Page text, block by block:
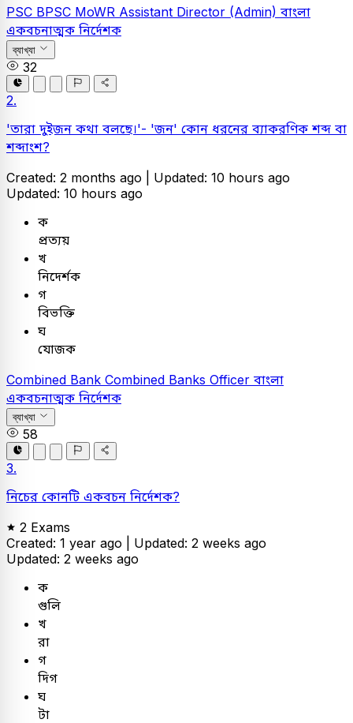
PSC BPSC MoWR Assistant Director (Admin) বাংলা
একবচনাত্মক নির্দেশক
ব্যাখ্যা
32
2.
'তারা দুইজন কথা বলছে।'- 'জন' কোন ধরনের ব্যাকরণিক শব্দ বা
শব্দাংশ?
Created: 2 months ago | Updated: 10 hours ago
Updated: 10 hours ago
ক
প্রত্যয়
খ
নিদের্শক
গ
বিভক্তি
ঘ
যোজক
Combined Bank Combined Banks Officer বাংলা
একবচনাত্মক নির্দেশক
ব্যাখ্যা
58
3.
নিচের কোনটি একবচন নির্দেশক?
2 Exams
Created: 1 year ago | Updated: 2 weeks ago
Updated: 2 weeks ago
ক
গুলি
খ
রা
গ
দিগ
ঘ
টা